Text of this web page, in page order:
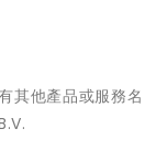
其他產品或服務名